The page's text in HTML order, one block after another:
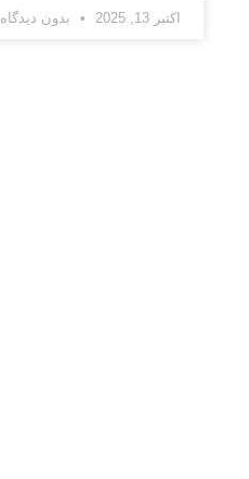
اکتبر 13, 2025 بدون دیدگاه